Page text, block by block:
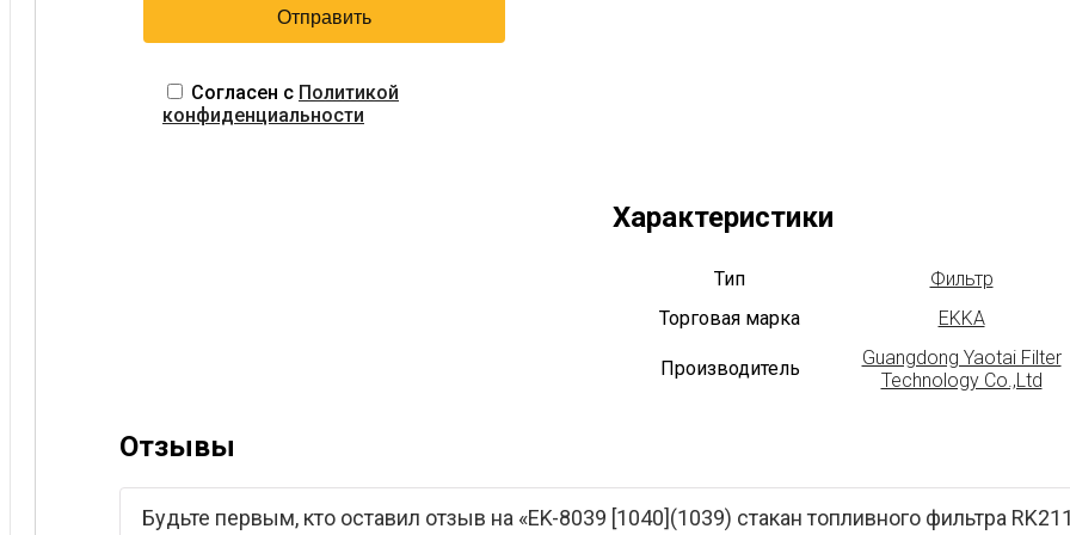
Согласен с Политикой
конфиденциальности
Характеристики
Тип
Фильтр
Торговая марка
EKKA
Производитель
Guangdong Yaotai Filter
Technology Co.,Ltd
Отзывы
Будьте первым, кто оставил отзыв на «EK-8039 [1040](1039) стакан топливного фильтра